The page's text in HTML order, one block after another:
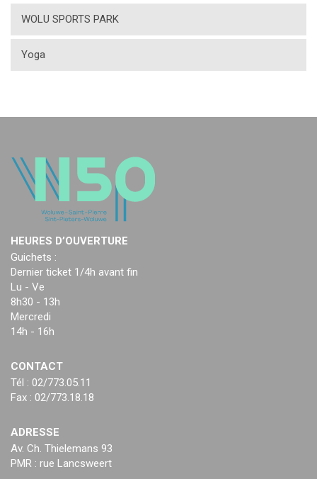
WOLU SPORTS PARK
Yoga
HEURES D’OUVERTURE
Guichets :
Dernier ticket 1/4h avant fin
Lu - Ve
8h30 - 13h
Mercredi
14h - 16h
CONTACT
Tél : 02/773.05.11
Fax : 02/773.18.18
ADRESSE
Av. Ch. Thielemans 93
PMR : rue Lancsweert